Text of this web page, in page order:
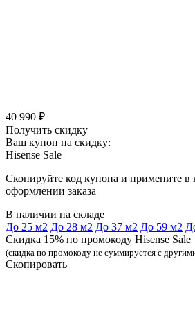
40 990 ₽
Получить скидку
Ваш купон на скидку:
Hisense Sale
Скопируйте код купона и примените в
оформлении заказа
В наличии на складе
До 25 м2 До 28 м2 До 37 м2 До 59 м2
Скидка 15% по промокоду Hisense Sale
(скидка по промокоду не суммируется с
Скопировать